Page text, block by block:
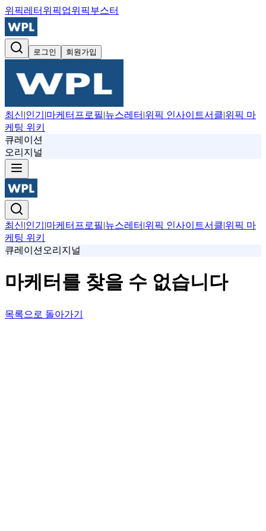
위픽레터 위픽업위픽부스터
로그인 회원가입
최신|인기 |마케터프로필|뉴스레터 |위픽 인사이트서클|위픽 마
케팅 위키
큐레이션
오리지널
최신|인기 |마케터프로필|뉴스레터 |위픽 인사이트서클|위픽 마
케팅 위키
큐레이션 오리지널
마케터를 찾을 수 없습니다
목록으로 돌아가기